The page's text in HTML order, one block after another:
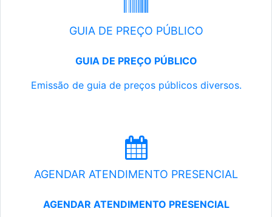
GUIA DE PREÇO PÚBLICO
GUIA DE PREÇO PÚBLICO
Emissão de guia de preços públicos diversos.
AGENDAR ATENDIMENTO PRESENCIAL
AGENDAR ATENDIMENTO PRESENCIAL